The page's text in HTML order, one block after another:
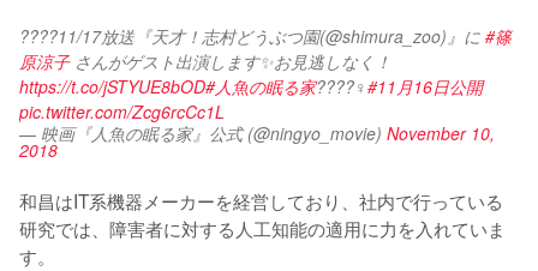
????11/17放送『天才！志村どうぶつ園(@shimura_zoo)』に #篠
原涼子 さんがゲスト出演します✨お見逃しなく！
https://t.co/jSTYUE8bOD#人魚の眠る家????‍♀️ #11月16日公開
pic.twitter.com/Zcg6rcCc1L
— 映画『人魚の眠る家』公式 (@ningyo_movie) November 10,
2018
和昌はIT系機器メーカーを経営しており、社内で行っている
研究では、障害者に対する人工知能の適用に力を入れていま
す。